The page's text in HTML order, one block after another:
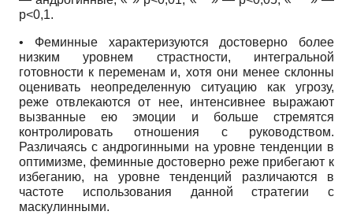
p<0,1.
• Феминные характеризуются достоверно более
низким уровнем страстности, интегральной
готовности к переменам и, хотя они менее склонны
оценивать неопределенную ситуацию как угрозу,
реже отвлекаются от нее, интенсивнее выражают
вызванные ею эмоции и больше стремятся
контролировать отношения с руководством.
Различаясь с андрогинными на уровне тенденции в
оптимизме, феминные достоверно реже прибегают к
избеганию, на уровне тенденций различаются в
частоте использования данной стратегии с
маскулинными.